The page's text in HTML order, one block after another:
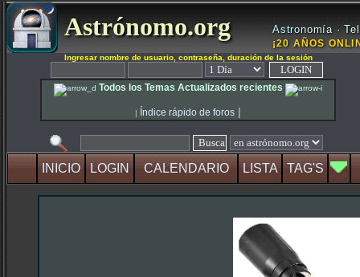
Astrónomo.org Astronomía ·
¡20 AÑOS
Ingresar nombre de usuario, contraseña, duración de la sesión
Todos los Temas Actualizados recientes
| Índice rápido de foros |
INICIO LOGIN CALENDARIO LISTA TAG'S